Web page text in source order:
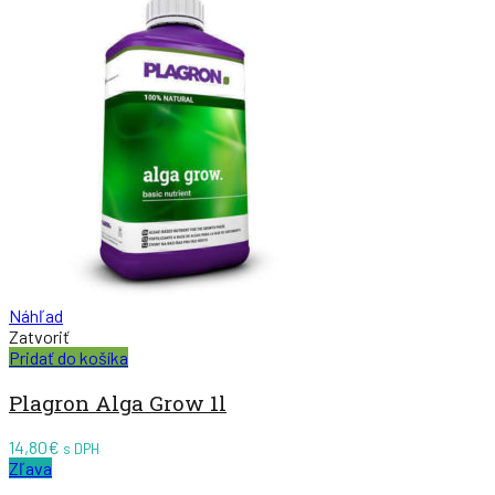
26,00€.
Náhľad
Zatvoriť
Pridať do košíka
Plagron Alga Grow 1l
14,80€ s DPH
Zľava